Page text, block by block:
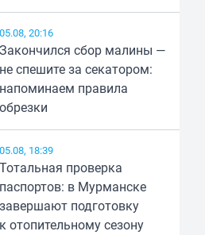
05.08, 20:16
Закончился сбор малины —
не спешите за секатором:
напоминаем правила
обрезки
05.08, 18:39
Тотальная проверка
паспортов: в Мурманске
завершают подготовку
к отопительному сезону